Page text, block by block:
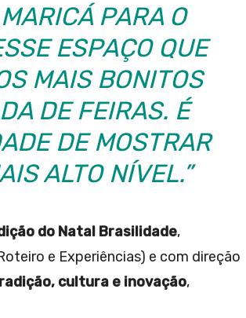
PARA O
ESPAÇO QUE
MAIS BONITOS
DE FEIRAS. É
DE MOSTRAR
ALTO NÍVEL.”
do Natal Brasilidade,
e Experiências) e com direção
cultura e inovação,